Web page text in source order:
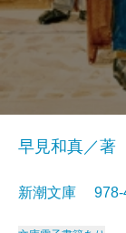
早見和真／著
新潮文庫